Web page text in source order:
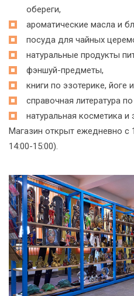
обереги,
ароматические масла и
посуда для чайных
натуральные продукты
фэншуй-предметы,
книги по эзотерике, йоге
справочная литература
натуральная косметика и
Магазин открыт ежедневно с
14:00-15:00).